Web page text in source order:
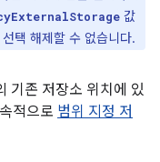
값
택 해제할 수 없습니다.
기존 저장소 위치에 있
적으로 범위 지정 저